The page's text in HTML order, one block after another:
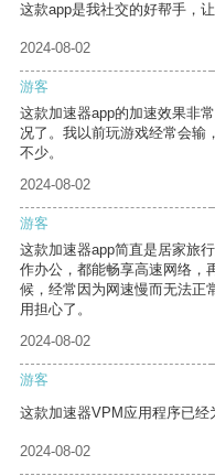
这款app是我社交的好帮手，
2024-08-02
游客
这款加速器app的加速效果非
况了。我以前玩游戏经常会输
不少。
2024-08-02
游客
这款加速器app简直是居家旅
作办公，都能畅享高速网络，
候，经常因为网速慢而无法正
用担心了。
2024-08-02
游客
这款加速器VPM应用程序已经
2024-08-02